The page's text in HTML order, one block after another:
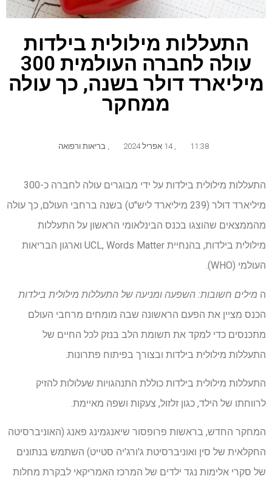
התעללות מילולית בילדות
עולה לחברה העולמית 300
מיליארד דולר בשנה, כך עולה
ממחקר
11:38 14 אפריל 2024 בריאות ורפואה
התעללות מילולית בילדות על ידי מבוגרים עולה לחברה כ-300
מיליארד דולר (239 מיליארד ליש"ט) בשנה ברחבי העולם, כך עולה
מהממצאים שהוצגו בכנס הבינלאומי הראשון על התעללות
מילולית בילדות, בהנחיית UCL, Words Matter וארגון הבריאות
העולמי (WHO).
ה מילים חשובות: השפעה ומניעה של התעללות מילולית בילדות
הכנס מציין את הפעם הראשונה שבה מומחים מרחבי העולם
מתכנסים כדי למקד את תשומת הלב בנזק לכל החיים של
התעללות מילולית בילדות ובצורך בפיתוח פתרונות.
התעללות מילולית בילדות כוללת התנהגויות שעלולות להזיק
לרווחתו של הילד, כגון זלזול, צעקות ושפה מאיימת.
המחקר החדש, בראשות פרופסור שיאנגמינג פאנג (האוניברסיטה
החקלאית של סין ואוניברסיטת ג'ורג'יה סטייט) השתמש בנתונים
של סקרי אלימות נגד ילדים של המרכז האמריקאי לבקרת מחלות